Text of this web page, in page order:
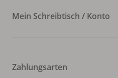
Mein Schreibtisch / Konto
Zahlungsarten